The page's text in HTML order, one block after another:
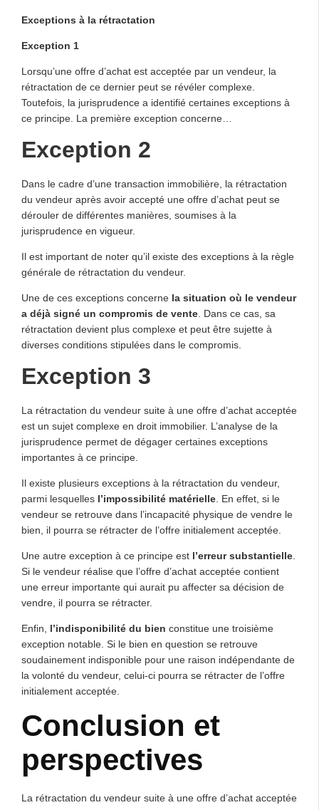
Exceptions à la rétractation
Exception 1
Lorsqu’une offre d’achat est acceptée par un vendeur, la
rétractation de ce dernier peut se révéler complexe.
Toutefois, la jurisprudence a identifié certaines exceptions à
ce principe. La première exception concerne…
Exception 2
Dans le cadre d’une transaction immobilière, la rétractation
du vendeur après avoir accepté une offre d’achat peut se
dérouler de différentes manières, soumises à la
jurisprudence en vigueur.
Il est important de noter qu’il existe des exceptions à la règle
générale de rétractation du vendeur.
Une de ces exceptions concerne la situation où le vendeur
a déjà signé un compromis de vente . Dans ce cas, sa
rétractation devient plus complexe et peut être sujette à
diverses conditions stipulées dans le compromis.
Exception 3
La rétractation du vendeur suite à une offre d’achat acceptée
est un sujet complexe en droit immobilier. L’analyse de la
jurisprudence permet de dégager certaines exceptions
importantes à ce principe.
Il existe plusieurs exceptions à la rétractation du vendeur,
parmi lesquelles l’impossibilité matérielle . En effet, si le
vendeur se retrouve dans l’incapacité physique de vendre le
bien, il pourra se rétracter de l’offre initialement acceptée.
Une autre exception à ce principe est l’erreur substantielle
Si le vendeur réalise que l’offre d’achat acceptée contient
une erreur importante qui aurait pu affecter sa décision de
vendre, il pourra se rétracter.
Enfin, l’indisponibilité du bien constitue une troisième
exception notable. Si le bien en question se retrouve
soudainement indisponible pour une raison indépendante de
la volonté du vendeur, celui-ci pourra se rétracter de l’offre
initialement acceptée.
Conclusion et
perspectives
La rétractation du vendeur suite à une offre d’achat acceptée